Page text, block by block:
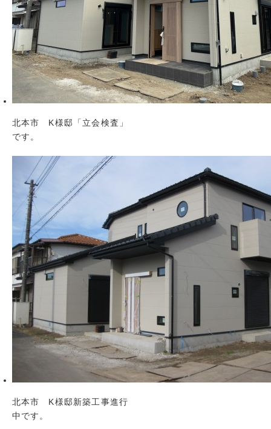
北本市 K様邸「立会検査」
です。
北本市 K様邸新築工事進行
中です。